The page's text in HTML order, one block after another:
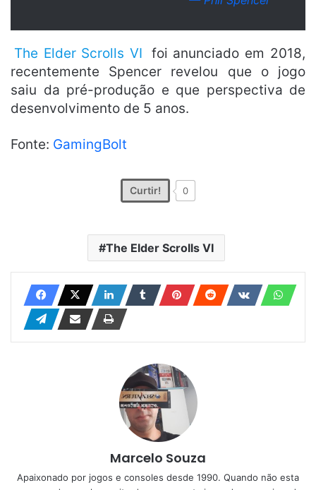
The Elder Scrolls VI
foi anunciado em 2018,
recentemente Spencer revelou que o jogo
saiu da pré-produção e que perspectiva de
desenvolvimento de 5 anos.
Fonte: GamingBolt
Curtir! 0
The Elder Scrolls VI
Marcelo Souza
Apaixonado por jogos e consoles desde 1990. Quando não esta